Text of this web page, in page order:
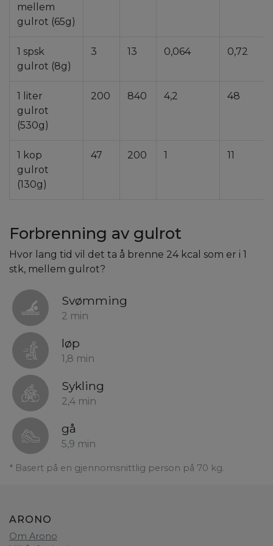
mellem
gulrot (65g)
1 spsk
gulrot (8g)
3 13 0,064 0,72
1 liter
gulrot
(530g)
200 840 4,2 48
1 kop
gulrot
(130g)
47 200 1 11
Forbrenning av gulrot
Hvor lang tid vil det ta å brenne 24 kcal som er i 1
stk, mellem gulrot?
Svømming
2 min
løp
1,8 min
Sykling
2,4 min
gå
5,9 min
* Basert på en gjennomsnittlig person på 70 kg.
ARONO
Om Arono